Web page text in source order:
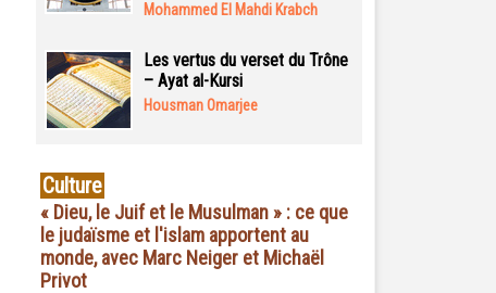
Mohammed El Mahdi Krabch
Les vertus du verset du Trône
– Ayat al-Kursi
Housman Omarjee
Culture
« Dieu, le Juif et le Musulman » : ce que
le judaïsme et l'islam apportent au
monde, avec Marc Neiger et Michaël
Privot